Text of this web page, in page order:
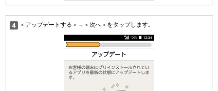
＜アップデートする＞→＜次へ＞をタップします。